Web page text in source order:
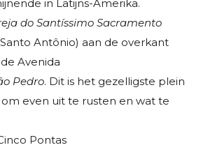
in Latijns-Amerika.
do Santíssimo Sacramento
Antônio) aan de overkant
Avenida
Pedro. Dit is het gezelligste plein
om even uit te rusten en wat te
Pontas